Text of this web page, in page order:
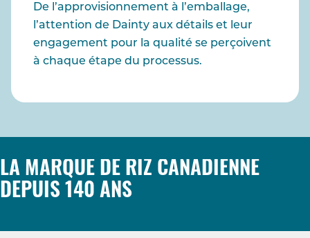
De l’approvisionnement à l’emballage,
l’attention de Dainty aux détails et leur
engagement pour la qualité se perçoivent
à chaque étape du processus.
LA MARQUE DE RIZ CANADIENNE
DEPUIS 140 ANS